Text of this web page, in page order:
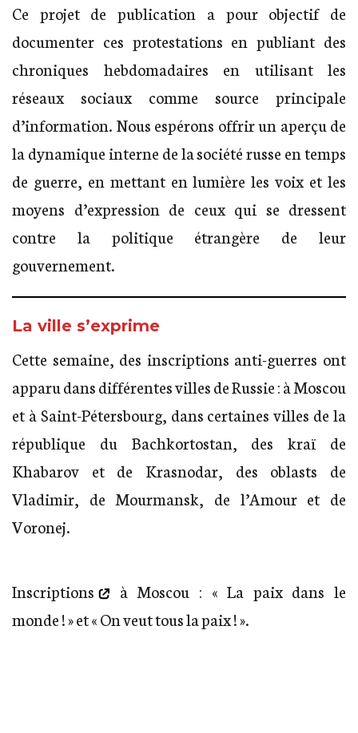
Ce projet de publication a pour objectif de
documenter ces protestations en publiant des
chroniques hebdomadaires en utilisant les
réseaux sociaux comme source principale
d’information. Nous espérons offrir un aperçu de
la dynamique interne de la société russe en temps
de guerre, en mettant en lumière les voix et les
moyens d’expression de ceux qui se dressent
contre la politique étrangère de leur
gouvernement.
La ville s’exprime
Cette semaine, des inscriptions anti-guerres ont
apparu dans différentes villes de Russie : à Moscou
et à Saint-Pétersbourg, dans certaines villes de la
république du Bachkortostan, des kraï de
Khabarov et de Krasnodar, des oblasts de
Vladimir, de Mourmansk, de l’Amour et de
Voronej.
Inscriptions
à Moscou : « La paix dans le
monde ! » et « On veut tous la paix ! ».